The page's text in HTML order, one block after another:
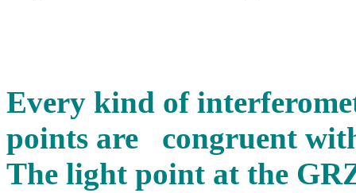
Every kind of
points are congruent
The light point at the